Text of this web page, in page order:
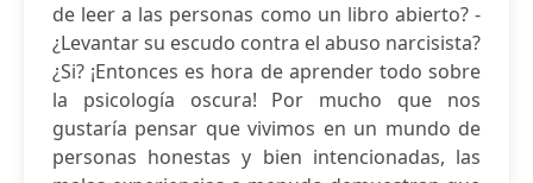
de leer a las personas como un libro abierto? -
¿Levantar su escudo contra el abuso narcisista?
¿Si? ¡Entonces es hora de aprender todo sobre
la psicología oscura! Por mucho que nos
gustaría pensar que vivimos en un mundo de
personas honestas y bien intencionadas, las